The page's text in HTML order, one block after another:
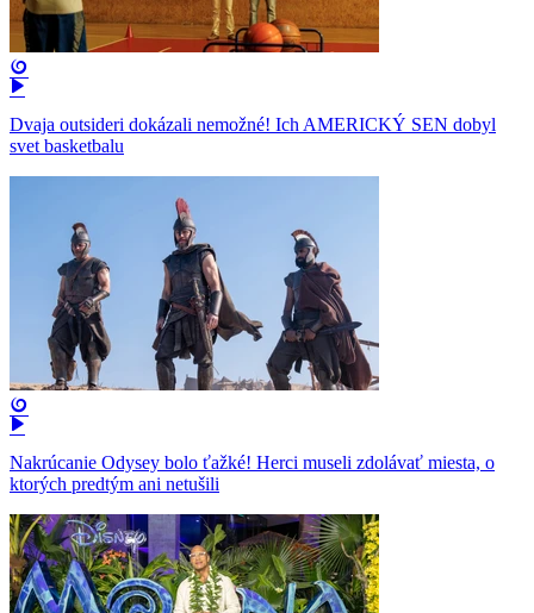
Dvaja outsideri dokázali nemožné! Ich AMERICKÝ SEN dobyl
svet basketbalu
Nakrúcanie Odysey bolo ťažké! Herci museli zdolávať miesta, o
ktorých predtým ani netušili